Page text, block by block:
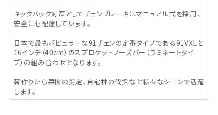
キックバック対策としてチェンブレーキはマニュアル式を採用、
安全にも配慮しています。
日本で最もポピュラーな91チェンの定番タイプである91VXLと
16インチ（40cm）のスプロケットノーズバー（ラミネートタイ
プ）の組み合わせとなります。
薪作りから果樹の剪定、自宅林の伐採など様々なシーンで活躍
します。